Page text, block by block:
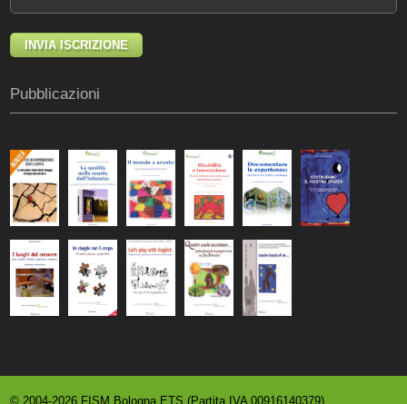
Pubblicazioni
© 2004-2026 FISM Bologna ETS (Partita IVA 00916140379)